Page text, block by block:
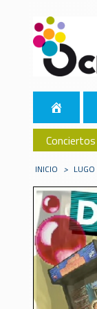
Conciertos
INICIO > LUGO